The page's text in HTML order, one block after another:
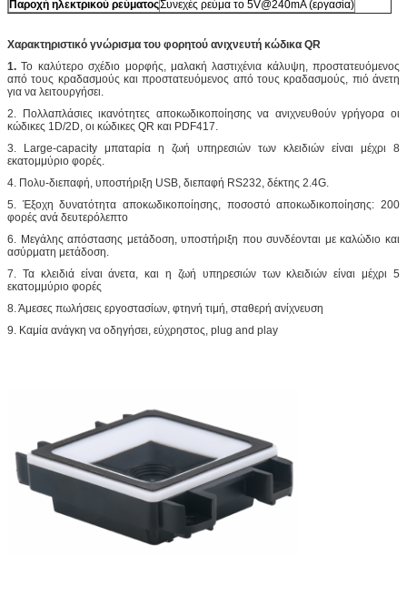
Παροχή ηλεκτρικού ρεύματοςΣυνεχές ρεύμα το 5V@240mA (εργασία)
Χαρακτηριστικό γνώρισμα του φορητού ανιχνευτή κώδικα QR
1.Το καλύτερο σχέδιο μορφής, μαλακή λαστιχένια κάλυψη, προστατευόμενος
από τους κραδασμούς και προστατευόμενος από τους κραδασμούς, πιό άνετη
για να λειτουργήσει.
2. Πολλαπλάσιες ικανότητες αποκωδικοποίησης να ανιχνευθούν γρήγορα οι
κώδικες 1D/2D, οι κώδικες QR και PDF417.
3. Large-capacity μπαταρία η ζωή υπηρεσιών των κλειδιών είναι μέχρι 8
εκατομμύριο φορές.
4. Πολυ-διεπαφή, υποστήριξη USB, διεπαφή RS232, δέκτης 2.4G.
5. Έξοχη δυνατότητα αποκωδικοποίησης, ποσοστό αποκωδικοποίησης: 200
φορές ανά δευτερόλεπτο
6. Μεγάλης απόστασης μετάδοση, υποστήριξη που συνδέονται με καλώδιο και
ασύρματη μετάδοση.
7. Τα κλειδιά είναι άνετα, και η ζωή υπηρεσιών των κλειδιών είναι μέχρι 5
εκατομμύριο φορές
8. Άμεσες πωλήσεις εργοστασίων, φτηνή τιμή, σταθερή ανίχνευση
9. Καμία ανάγκη να οδηγήσει, εύχρηστος, plug and play